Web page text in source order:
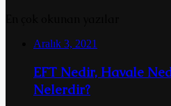
Aralık 3, 2021
EFT Nedir, Havale
Nelerdir?